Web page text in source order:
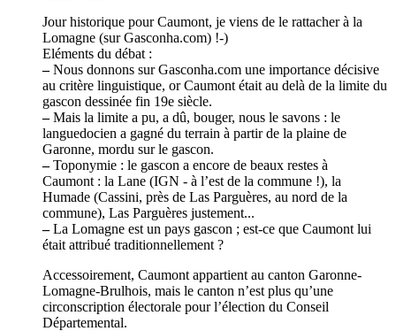
Jour historique pour Caumont, je viens de le rattacher à la
Lomagne (sur Gasconha.com) !-)
Eléments du débat :
–Nous donnons sur Gasconha.com une importance décisive
au critère linguistique, or Caumont était au delà de la limite du
gascon dessinée fin 19e siècle.
–Mais la limite a pu, a dû, bouger, nous le savons : le
languedocien a gagné du terrain à partir de la plaine de
Garonne, mordu sur le gascon.
–Toponymie : le gascon a encore de beaux restes à
Caumont : la Lane (IGN - à l’est de la commune !), la
Humade (Cassini, près de Las Parguères, au nord de la
commune), Las Parguères justement...
–La Lomagne est un pays gascon ; est-ce que Caumont lui
était attribué traditionnellement ?
Accessoirement, Caumont appartient au canton Garonne-
Lomagne-Brulhois, mais le canton n’est plus qu’une
circonscription électorale pour l’élection du Conseil
Départemental.